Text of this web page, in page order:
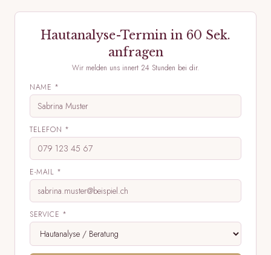
Hautanalyse-Termin in 60 Sek.
anfragen
Wir melden uns innert 24 Stunden bei dir.
NAME *
TELEFON *
E-MAIL *
SERVICE *